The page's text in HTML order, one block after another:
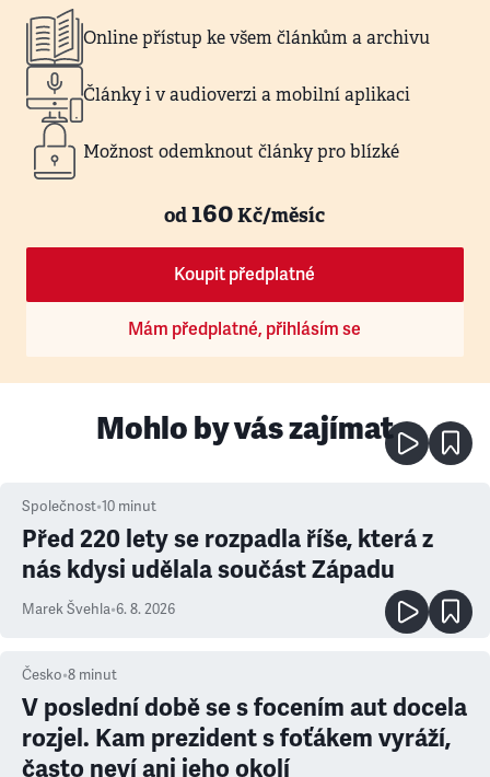
Online přístup ke všem článkům a archivu
Články i v audioverzi a mobilní aplikaci
Možnost odemknout články pro blízké
od160Kč/měsíc
Koupit předplatné
Mám předplatné, přihlásím se
Mohlo by vás zajímat
Společnost•10 minut
Před 220 lety se rozpadla říše, která z
nás kdysi udělala součást Západu
Marek Švehla•6. 8. 2026
Česko•8 minut
V poslední době se s focením aut docela
rozjel. Kam prezident s foťákem vyráží,
často neví ani jeho okolí